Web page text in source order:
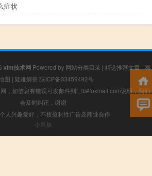
症状
vim技术网 Powered by 网站分类目录 | 精选推荐文章 | 网
图 | 疑难解答 陕ICP备33459492号
，如信息有错误可发邮件到f_fb#foxmail.com说明，我们
会及时纠正，谢谢
人兴趣爱好，不接盈利性广告及商业合作
小男孩